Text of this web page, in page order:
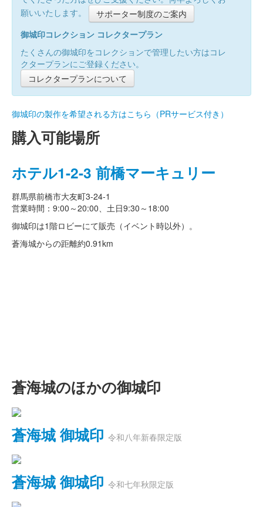
願いいたします。
サポーター制度のご案内
御城印コレクション コレクタープラン
たくさんの御城印をコレクションで管理したい方はコレ
クタープランにご登録ください。
コレクタープランについて
御城印の製作を希望される方はこちら（PRサービス付き）
購入可能場所
ホテル1-2-3 前橋マーキュリー
群馬県前橋市大友町3-24-1
営業時間：9:00～20:00、土日9:30～18:00
御城印は1階ロビーにて販売（イベント時以外）。
蒼海城からの距離約0.91km
蒼海城のほかの御城印
蒼海城 御城印 令和八年新春限定版
蒼海城 御城印 令和七年秋限定版